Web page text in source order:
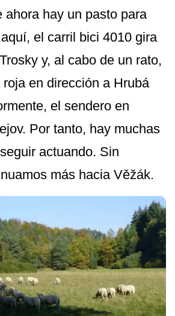
ahora hay un pasto para
el carril bici 4010 gira
y, al cabo de un rato,
en dirección a Hrubá
el sendero en
Por tanto, hay muchas
actuando. Sin
más hacia Věžák.